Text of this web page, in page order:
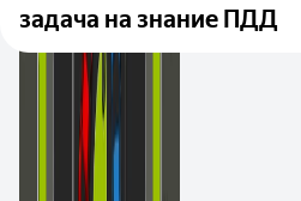
задача на знание ПДД